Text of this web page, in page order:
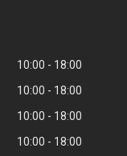
10:00
18:00
10:00
18:00
10:00
18:00
10:00
18:00